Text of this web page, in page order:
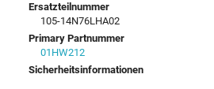
Ersatzteilnummer
105-14N76LHA02
Primary Partnummer
01HW212
Sicherheitsinformationen